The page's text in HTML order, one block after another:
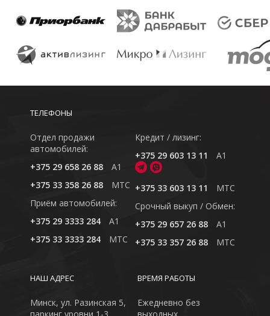
ТЕЛЕФОНЫ
Отдел продажи
автомобилей:
+375 29 658 26 88
A1
+375 33 358 26 88
MTC
Приём автомобилей:
+375 29 3333 284
A1
+375 33 3333 284
MTC
Кредит / лизинг:
+375 29 603 13 11
A1
+375 33 603 13 11
MTC
Cрочный выкуп / Обмен:
+375 29 657 26 88
A1
+375 33 357 26 88
MTC
ВРЕМЯ РАБОТЫ
Ежедневно без
НАШ АДРЕС
Минск, ул. Разинская 5,